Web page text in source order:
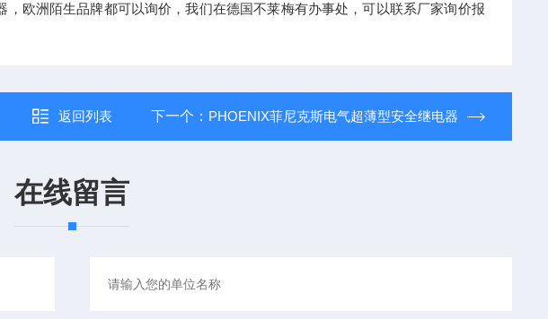
欧洲陌生品牌都可以询价，我们在德国不莱梅有办事处，可以联系厂家询价报
返回列表 下一个： PHOENIX菲尼克斯电气超薄型安全继电器
在线留言